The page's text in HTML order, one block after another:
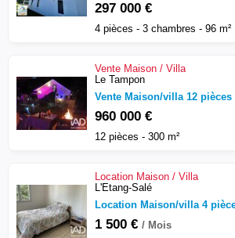
297 000 €
4 pièces - 3 chambres - 96 m²
Vente Maison / Villa
Le Tampon
Vente Maison/villa 12 pièces
960 000 €
12 pièces - 300 m²
Location Maison / Villa
L'Etang-Salé
Location Maison/villa 4
1 500 € / Mois